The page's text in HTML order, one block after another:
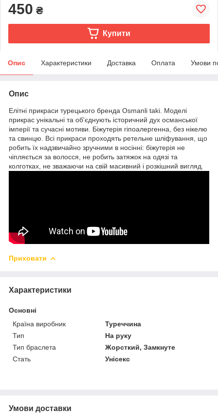
450 ₴
Купити
Опис Характеристики Доставка Оплата Умови
Опис
Елітні прикраси турецького бренда Osmanli taki. Моделі
прикрас унікальні та об'єднують історичний дух османської
імперії та сучасні мотиви. Біжутерія гіпоалергенна, без нікелю
та свинцю. Всі прикраси проходять ретельне шліфування, що
робить їх надзвичайно зручними в носінні: біжутерія не
чіпляється за волосся, не робить затяжок на одязі та
колготках, не зважаючи на свій масивний і розкішний вигляд.
Приховати
Характеристики
Основні
Країна виробник
Туреччина
Тип
На руку
Тип браслета
Жорсткий, Замкнуте
Стать
Унісекс
Умови доставки